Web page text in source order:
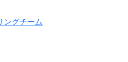
ングチーム